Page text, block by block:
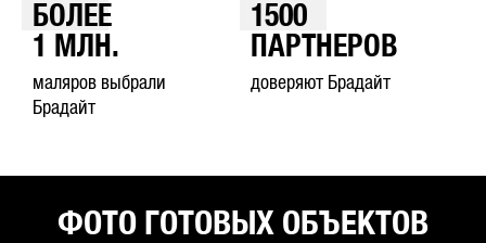
БОЛЕЕ
1
МЛН.
маляров выбрали
Брадайт
1500
ПАРТНЕРОВ
доверяют Брадайт
ФОТО ГОТОВЫХ ОБЪЕКТОВ